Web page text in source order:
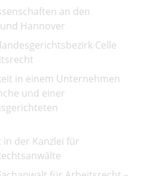
an den
Hannover
Celle
in einem Unternehmen
und einer
in der Kanzlei für